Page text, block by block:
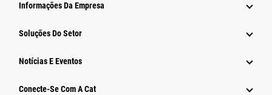
Informações Da Empresa
Soluções Do Setor
Notícias E Eventos
Conecte-Se Com A Cat